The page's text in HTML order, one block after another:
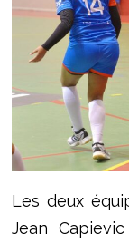
Les deux
Jean